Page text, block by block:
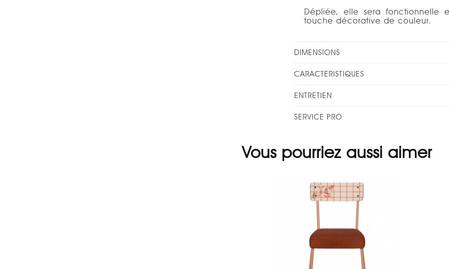
Dépliée, elle sera fonctionnelle
touche décorative de couleur.
DIMENSIONS
CARACTERISTIQUES
ENTRETIEN
SERVICE PRO
Vous pourriez aussi aimer